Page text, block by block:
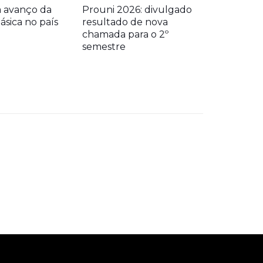
avanço da
no país
Prouni 2026: divulgado
resultado de nova
chamada para o 2º
semestre